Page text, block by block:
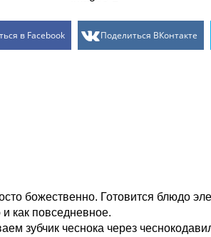
в Facebook Поделиться ВКонтакте
божественно. Готовится блюдо
как повседневное.
зубчик чеснока через